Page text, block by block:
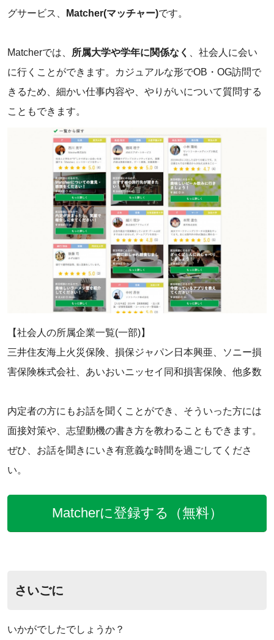
グサービス、
Matcher(マッチャー)です。
‌Matcherでは、 所属大学や学年に関係なく 、社会人に会い
に行くことができます。カジュアルな形でOB・OG訪問で
きるため、細かい仕事内容や、やりがいについて質問する
こともできます。
【‌社会人の所属企業一覧(一部)】
三井住友海上火災保険、損保ジャパン日本興亜、ソニー損
害保険株式会社、あいおいニッセイ同和損害保険、他多数
内定者の方にもお話を聞くことができ、そういった方には
面接対策や、志望動機の書き方を教わることもできます。
‌ぜひ、お話を聞きにいき有意義な時間を過ごしてくださ
い。
Matcherに登録する（無料）
さいごに
いかがでしたでしょうか？